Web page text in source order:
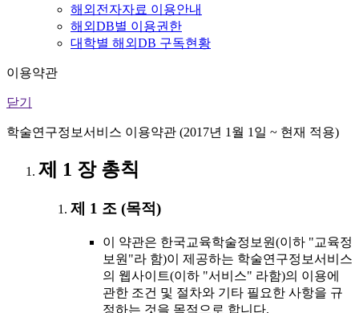
해외전자자료 이용안내
해외DB별 이용권한
대학별 해외DB 구독현황
이용약관
닫기
학술연구정보서비스 이용약관 (2017년 1월 1일 ~ 현재 적용)
제 1 장 총칙
제 1 조 (목적)
이 약관은 한국교육학술정보원(이하 "교육정
보원"라 함)이 제공하는 학술연구정보서비스
의 웹사이트(이하 "서비스" 라함)의 이용에
관한 조건 및 절차와 기타 필요한 사항을 규
정하는 것을 목적으로 합니다.